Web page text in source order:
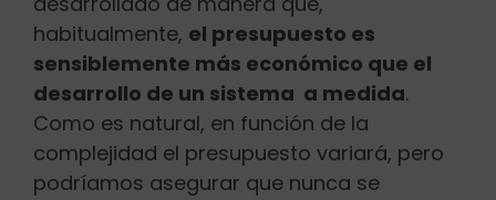
habitualmente, el presupuesto es
sensiblemente más económico que el
desarrollo de un sistema a medida.
Como es natural, en función de la
complejidad el presupuesto variará, pero
podríamos asegurar que nunca se